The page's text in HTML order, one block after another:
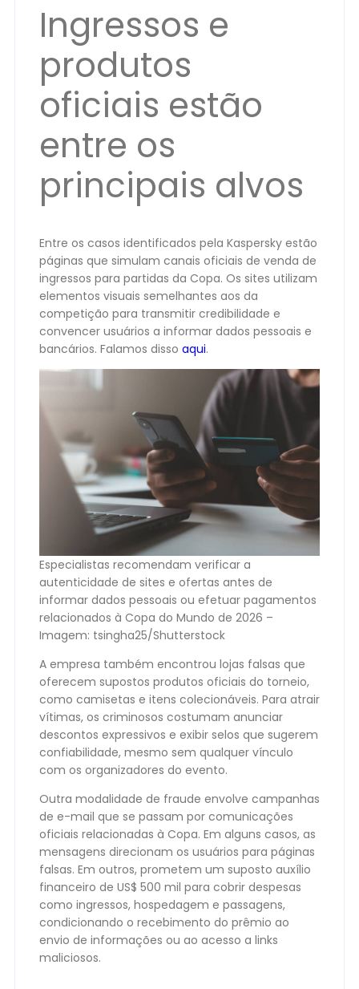
Ingressos e
produtos
oficiais estão
entre os
principais alvos
Entre os casos identificados pela Kaspersky estão
páginas que simulam canais oficiais de venda de
ingressos para partidas da Copa. Os sites utilizam
elementos visuais semelhantes aos da
competição para transmitir credibilidade e
convencer usuários a informar dados pessoais e
bancários. Falamos disso aqui.
Especialistas recomendam verificar a
autenticidade de sites e ofertas antes de
informar dados pessoais ou efetuar pagamentos
relacionados à Copa do Mundo de 2026 –
Imagem: tsingha25/Shutterstock
A empresa também encontrou lojas falsas que
oferecem supostos produtos oficiais do torneio,
como camisetas e itens colecionáveis. Para atrair
vítimas, os criminosos costumam anunciar
descontos expressivos e exibir selos que sugerem
confiabilidade, mesmo sem qualquer vínculo
com os organizadores do evento.
Outra modalidade de fraude envolve campanhas
de e-mail que se passam por comunicações
oficiais relacionadas à Copa. Em alguns casos, as
mensagens direcionam os usuários para páginas
falsas. Em outros, prometem um suposto auxílio
financeiro de US$ 500 mil para cobrir despesas
como ingressos, hospedagem e passagens,
condicionando o recebimento do prêmio ao
envio de informações ou ao acesso a links
maliciosos.